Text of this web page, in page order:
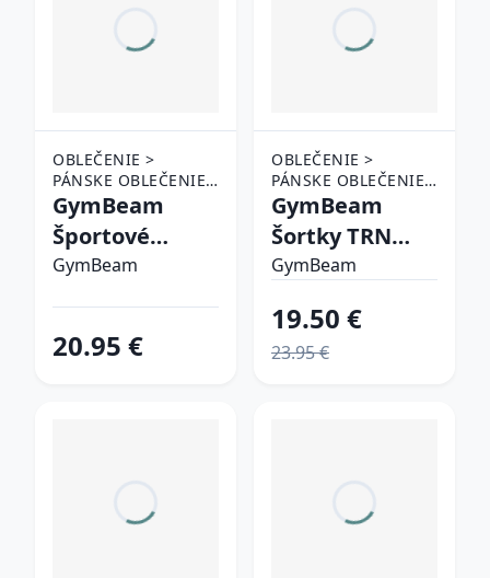
OBLEČENIE >
PÁNSKE OBLEČENIE
> ŠORTKY
GymBeam
Športové
šortky Varsity
GymBeam
20.95 €
OBLEČENIE >
PÁNSKE OBLEČENIE
> ŠORTKY
GymBeam
Šortky TRN
Black
GymBeam
19.50 €
23.95 €